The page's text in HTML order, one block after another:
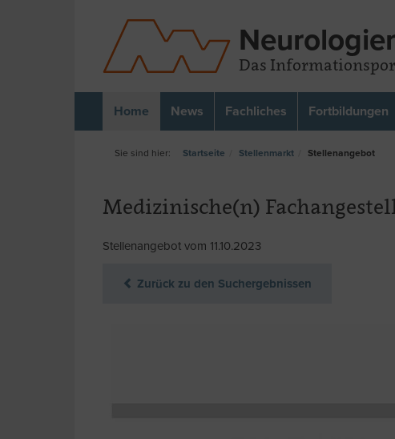
Das
Home News Fachliches Fortbildungen
Startseite Stellenmarkt Stellenangebot
Medizinische(n)
Stellenangebot vom 11.10.2023
Zurück zu den Suchergebnissen